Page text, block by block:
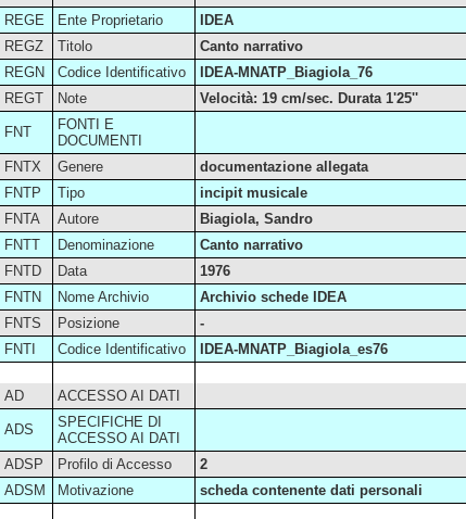
REGE
Ente Proprietario
IDEA
REGZ
Titolo
Canto narrativo
REGN
Codice Identificativo
IDEA-MNATP_Biagiola_76
REGT
Note Velocità: 19 cm/sec. Durata 1'25''
FNT
FONTI E
DOCUMENTI
FNTX
Genere
documentazione allegata
FNTP
Tipo
incipit musicale
FNTA
Autore
Biagiola, Sandro
FNTT
Denominazione
Canto narrativo
FNTD
Data
1976
FNTN
Nome Archivio
Archivio schede IDEA
FNTS
Posizione
-
FNTI
Codice Identificativo IDEA-MNATP_Biagiola_es76
AD ACCESSO AI DATI
ADS
SPECIFICHE DI
ACCESSO AI DATI
ADSP
Profilo di Accesso
2
ADSM
Motivazione scheda contenente dati personali